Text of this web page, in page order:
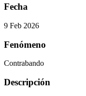
Fecha
9 Feb 2026
Fenómeno
Contrabando
Descripción